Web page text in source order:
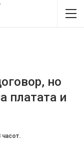
но
платата и
часот.